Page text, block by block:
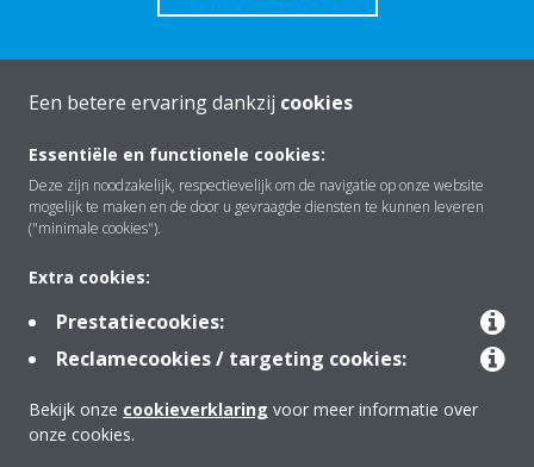
Oplossingen
Contact
Tools
Een betere ervaring dankzij cookies
Essentiële en functionele cookies:
Deze zijn noodzakelijk, respectievelijk om de navigatie op onze website
mogelijk te maken en de door u gevraagde diensten te kunnen leveren
("minimale cookies").
Extra cookies:
Prestatiecookies:
Reclamecookies / targeting cookies:
Bekijk onze cookieverklaring voor meer informatie over
onze cookies.